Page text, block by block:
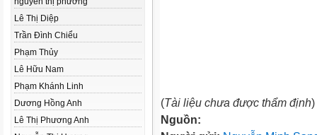
Lê Thị Diệp
Trần Đình Chiểu
Phạm Thủy
Lê Hữu Nam
Phạm Khánh Linh
Dương Hồng Anh
Lê Thị Phương Anh
(Tài liệu chưa được thẩm định)
Nguồn: